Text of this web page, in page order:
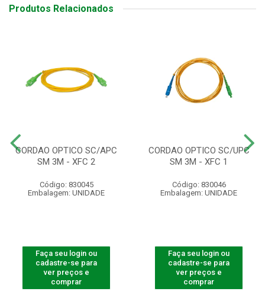
Produtos Relacionados
CORDAO OPTICO SC/APC
SM 3M - XFC 2
Código: 830045
Embalagem: UNIDADE
Faça seu login ou
cadastre-se para
ver preços e
comprar
CORDAO OPTICO SC/UPC
SM 3M - XFC 1
Código: 830046
Embalagem: UNIDADE
Faça seu login ou
cadastre-se para
ver preços e
comprar